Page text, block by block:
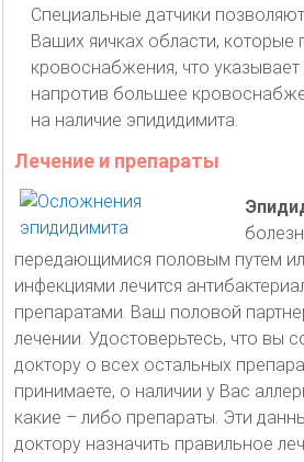
Специальные датчики
Ваших яичках области,
кровоснабжения, что указывает
напротив большее
на наличие эпидидимита.
Лечение и препараты
передающимися половым путем
инфекциями лечится
препаратами. Ваш половой
лечении. Удостоверьтесь, что вы
доктору о всех остальных
принимаете, о наличии у Вас
какие – либо препараты. Эти
доктору назначить правильное